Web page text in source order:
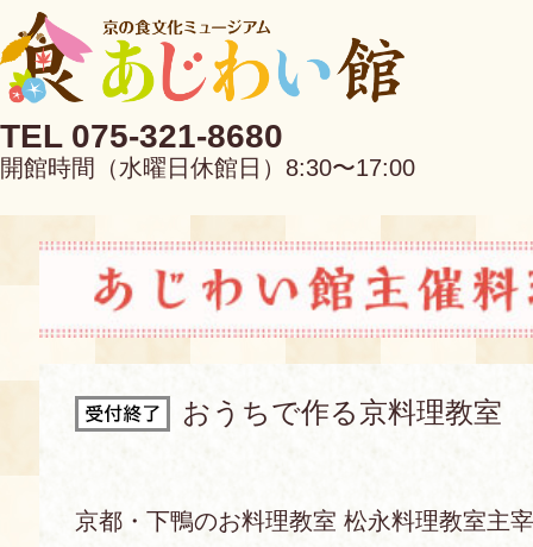
TEL 075-321-8680
開館時間（水曜日休館日）8:30〜17:00
EN 中文
おうちで作る京料理教室
京都・下鴨のお料理教室 松永料理教室主